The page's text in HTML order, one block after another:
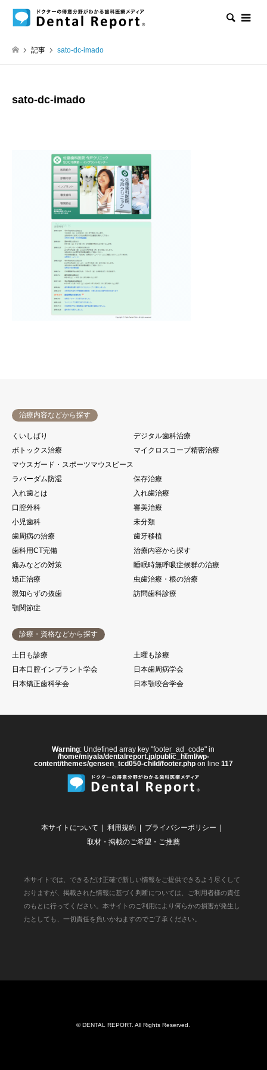
検索
記事 sato-dc-imado
sato-dc-imado
治療内容などから探す
くいしばり
デジタル歯科治療
ボトックス治療
マイクロスコープ精密治療
マウスガード・スポーツマウスピース
ラバーダム防湿
保存治療
入れ歯とは
入れ歯治療
口腔外科
審美治療
小児歯科
未分類
歯周病の治療
歯牙移植
歯科用CT完備
治療内容から探す
痛みなどの対策
睡眠時無呼吸症候群の治療
矯正治療
虫歯治療・根の治療
親知らずの抜歯
訪問歯科診療
顎関節症
診療・資格などから探す
土日も診療
土曜も診療
日本口腔インプラント学会
日本歯周病学会
日本矯正歯科学会
日本顎咬合学会
Warning: Undefined array key "footer_ad_code" in
/home/miyala/dentalreport.jp/public_html/wp-
content/themes/gensen_tcd050-child/footer.php on line 117
本サイトについて 利用規約
プライバシーポリシー
取材・掲載のご希望・ご推薦
本サイトでは、できるだけ正確で新しい情報をご提供できるよう尽くして
おりますが、掲載された情報に基づく判断については、ご利用者様の責任
のもとに行ってください。本サイトのご利用により何らかの損害が発生し
たとしても、一切責任を負いかねますのでご了承ください。
©DENTAL REPORT. All Rights Reserved.